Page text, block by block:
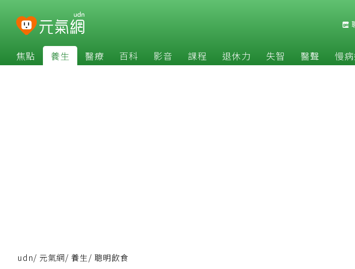
焦點 養生 醫療 百科 影音 課程 退休力 失智 醫聲 慢
udn/ 元氣網/ 養生/ 聰明飲食